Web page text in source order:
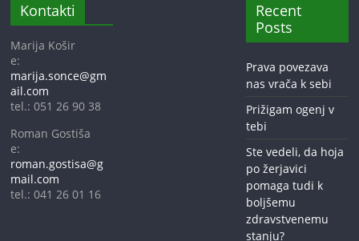
Kontakti
Marija Košir
e:
marija.sonce@gm
ail.com
tel.: 051 26 90 38
Roman Gostiša
e:
roman.gostisa@g
mail.com
tel.: 041 26 01 16
Recent
Posts
Prava povezava
nas vrača k sebi
Prižigam ogenj v
tebi
Ste vedeli, da hoja
po žerjavici
pomaga tudi k
boljšemu
zdravstvenemu
stanju?